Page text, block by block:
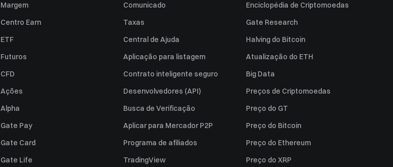
Margem
Centro Earn
ETF
Futuros
CFD
Ações
Alpha
Gate Pay
Gate Card
Gate Life
Comunicado
Taxas
Central de Ajuda
Aplicação para listagem
Contrato inteligente seguro
Desenvolvedores (API)
Busca de Verificação
Aplicar para Mercador P2P
Programa de afiliados
TradingView
Enciclopédia de Criptomoedas
Gate Research
Halving do Bitcoin
Atualização do ETH
Big Data
Preços de Criptomoedas
Preço do GT
Preço do Bitcoin
Preço do Ethereum
Preço do XRP